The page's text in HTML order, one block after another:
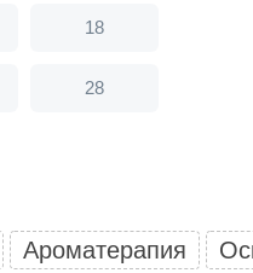
KOLO
18
28
Ароматерапия